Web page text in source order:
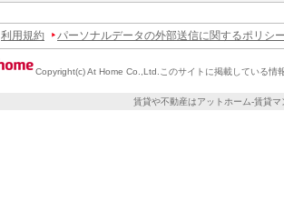
利用規約 パーソナルデータの外部送信に関するポリシ
Copyright(c) At Home Co.,Ltd. このサイトに掲載している情
賃貸や不動産はアットホーム-賃貸